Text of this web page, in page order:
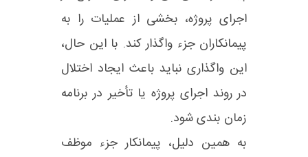
اجرای پروژه، بخشی از عملیات را به
پیمانکاران جزء واگذار کند. با این حال،
این واگذاری نباید باعث ایجاد اختلال
در روند اجرای پروژه یا تأخیر در برنامه
زمان‌ بندی شود.
به همین دلیل، پیمانکار جزء موظف